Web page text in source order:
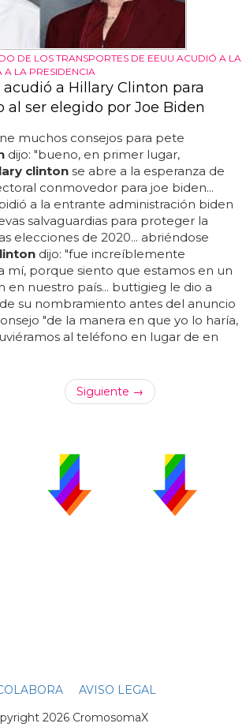
DE LOS TRANSPORTES DE EEUU ACUDIÓ A LA
LA PRESIDENCIA
a Hillary Clinton para
al ser elegido por Joe Biden
muchos consejos para pete
dijo: "bueno, en primer lugar,
clinton se abre a la esperanza de
conmovedor para joe biden...
a la entrante administración biden
salvaguardias para proteger la
elecciones de 2020... abriéndose
dijo: "fue increíblemente
mí, porque siento que estamos en un
en nuestro país... buttigieg le dio a
su nombramiento antes del anuncio
"de la manera en que yo lo haría,
al teléfono en lugar de en
Siguiente →
AVISO LEGAL
2026 CromosomaX